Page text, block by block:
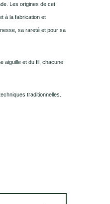
Les origines de cet
à la fabrication et
sa rareté et pour sa
aiguille et du fil, chacune
traditionnelles.